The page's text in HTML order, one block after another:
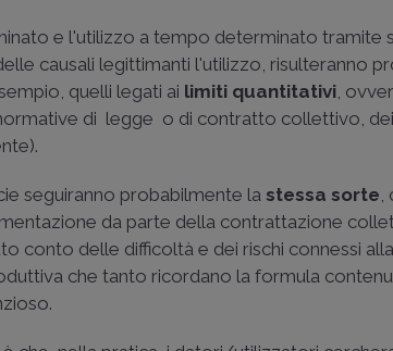
e l'utilizzo a tempo determinato tramite
causali legittimanti l'utilizzo, risulteranno
quelli legati ai limiti quantitativi,
di legge o di contratto collettivo,
seguiranno probabilmente la stessa sorte,
da parte della contrattazione
conto delle difficoltà e dei rischi connessi
che tanto ricordano la formula